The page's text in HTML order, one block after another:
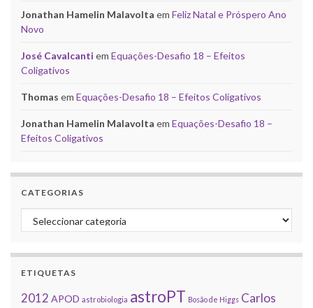
Jonathan Hamelin Malavolta em Feliz Natal e Próspero Ano
Novo
José Cavalcanti em Equações-Desafio 18 – Efeitos
Coligativos
Thomas em Equações-Desafio 18 – Efeitos Coligativos
Jonathan Hamelin Malavolta em Equações-Desafio 18 –
Efeitos Coligativos
CATEGORIAS
Categorias
ETIQUETAS
2012 APOD astrobiologia astroPT Bosão de Higgs Carlos